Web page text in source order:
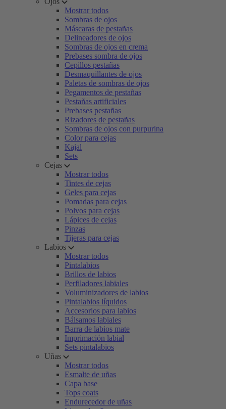
Mostrar todos
Sombras de ojos
Máscaras de pestañas
Delineadores de ojos
Sombras de ojos en crema
Prebases sombra de ojos
Cepillos pestañas
Desmaquillantes de ojos
Paletas de sombras de ojos
Pegamentos de pestañas
Pestañas artificiales
Prebases pestañas
Rizadores de pestañas
Sombras de ojos con purpurina
Color para cejas
Kajal
Sets
Cejas
Mostrar todos
Tintes de cejas
Geles para cejas
Pomadas para cejas
Polvos para cejas
Lápices de cejas
Pinzas
Tijeras para cejas
Labios
Mostrar todos
Pintalabios
Brillos de labios
Perfiladores labiales
Voluminizadores de labios
Pintalabios líquidos
Accesorios para labios
Bálsamos labiales
Barra de labios mate
Imprimación labial
Sets pintalabios
Uñas
Mostrar todos
Esmalte de uñas
Capa base
Tops coats
Endurecedor de uñas